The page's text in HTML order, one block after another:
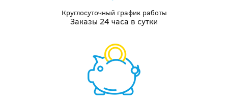
Круглосуточный график работы
Заказы 24 часа в сутки